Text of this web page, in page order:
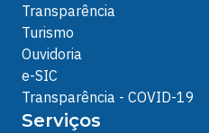
Transparência
Turismo
Ouvidoria
e-SIC
Transparência - COVID-19
Serviços